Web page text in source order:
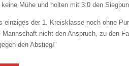
Mühe und holten mit 3:0 den
einziges der 1. Kreisklasse noch ohne
nicht den Anspruch, zu den
den Abstieg!"